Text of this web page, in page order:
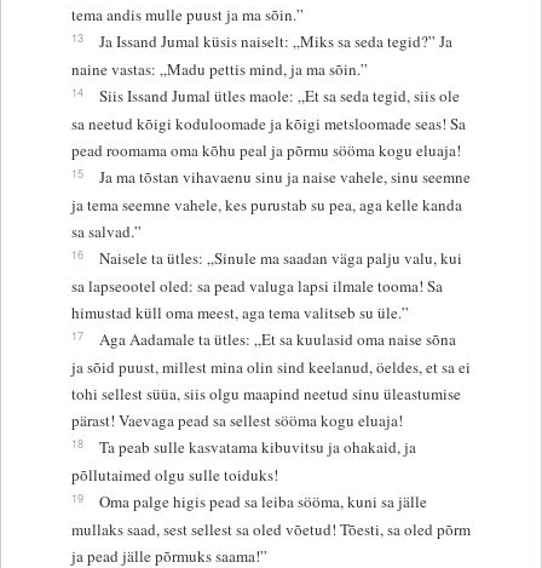
tema andis mulle puust ja ma sõin.”
13
Ja Issand Jumal küsis naiselt: „Miks sa seda tegid?” Ja
naine vastas: „Madu pettis mind, ja ma sõin.”
14
Siis Issand Jumal ütles maole: „Et sa seda tegid, siis ole
sa neetud kõigi koduloomade ja kõigi metsloomade seas! Sa
pead roomama oma kõhu peal ja põrmu sööma kogu eluaja!
15
Ja ma tõstan vihavaenu sinu ja naise vahele, sinu seemne
ja tema seemne vahele, kes purustab su pea, aga kelle kanda
sa salvad.”
16
Naisele ta ütles: „Sinule ma saadan väga palju valu, kui
sa lapseootel oled: sa pead valuga lapsi ilmale tooma! Sa
himustad küll oma meest, aga tema valitseb su üle.”
17
Aga Aadamale ta ütles: „Et sa kuulasid oma naise sõna
ja sõid puust, millest mina olin sind keelanud, öeldes, et sa ei
tohi sellest süüa, siis olgu maapind neetud sinu üleastumise
pärast! Vaevaga pead sa sellest sööma kogu eluaja!
18
Ta peab sulle kasvatama kibuvitsu ja ohakaid, ja
põllutaimed olgu sulle toiduks!
19
Oma palge higis pead sa leiba sööma, kuni sa jälle
mullaks saad, sest sellest sa oled võetud! Tõesti, sa oled põrm
ja pead jälle põrmuks saama!”